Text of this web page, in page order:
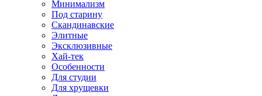
Минимализм
Под старину
Скандинавские
Элитные
Эксклюзивные
Хай-тек
Особенности
Для студии
Для хрущевки